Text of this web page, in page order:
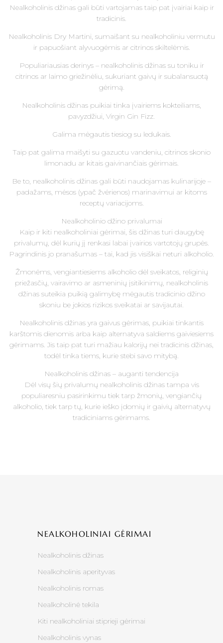
Nealkoholinis džinas gali būti vartojamas taip pat įvairiai kaip ir
tradicinis.
Nealkoholinis Dry Martini, sumaišant su nealkoholiniu vermutu
ir papuošiant alyvuogėmis ar citrinos skiltelėmis.
Populiariausias derinys – nealkoholinis džinas su toniku ir
citrinos ar laimo griežinėliu, sukuriant gaivų ir subalansuotą
gėrimą.
Nealkoholinis džinas puikiai tinka įvairiems kokteiliams,
pavyzdžiui, Virgin Gin Fizz.
Galima mėgautis tiesiog su ledukais.
Taip pat galima maišyti su gazuotu vandeniu, citrinos skonio
limonadu ar kitais gaivinančiais gėrimais.
Be to, nealkoholinis džinas gali būti naudojamas kulinarijoje –
padažams, mėsos (ypač žvėrienos) marinavimui ar kitoms
receptų variacijoms.
Nealkoholinio džino privalumai
Kaip ir kiti nealkoholiniai gėrimai, šis džinas turi daugybę
privalumų, dėl kurių jį renkasi labai įvairios vartotojų grupės.
Pagrindinis jo pranašumas – tai, kad jis visiškai neturi alkoholio.
Žmonėms, vengiantiesiems alkoholio dėl sveikatos, religinių
priežasčių, vairavimo ar asmeninių įsitikinimų, nealkoholinis
džinas suteikia puikią galimybę mėgautis tradicinio džino
skoniu be jokios rizikos sveikatai ar savijautai.
Nealkoholinis džinas yra gaivus gėrimas, puikiai tinkantis
karštomis dienomis arba kaip alternatyva saldiems gaiviesiems
gėrimams. Jis taip pat turi mažiau kalorijų nei tradicinis džinas,
todėl tinka tiems, kurie stebi savo mitybą.
Nealkoholinis džinas – auganti tendencija
Dėl visų šių privalumų nealkoholinis džinas tampa vis
populiaresniu pasirinkimu tiek tarp žmonių, vengiančių
alkoholio, tiek tarp tų, kurie ieško įdomių ir gaivių alternatyvų
tradiciniams gėrimams.
NEALKOHOLINIAI GĖRIMAI
Nealkoholinis džinas
Nealkoholinis aperityvas
Nealkoholinis romas
Nealkoholinė tekila
Kiti nealkoholiniai stiprieji gėrimai
Nealkoholinis vynas